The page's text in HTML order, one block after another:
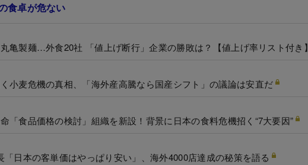
食卓が危ない
亀製麺…外食20社 「値上げ断行」企業の勝敗は？【値上げ率リスト付き】
小麦危機の真相、「海外産高騰なら国産シフト」の議論は安直だ
「食品価格の検討」組織を新設！背景に日本の食料危機招く“7大要因”
「日本の客単価はやっぱり安い」、海外4000店達成の秘策を語る